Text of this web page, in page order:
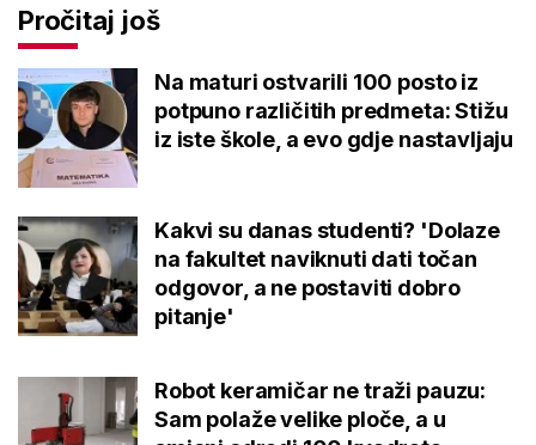
Pročitaj još
Na maturi ostvarili 100 posto iz
potpuno različitih predmeta: Stižu
iz iste škole, a evo gdje nastavljaju
Kakvi su danas studenti? 'Dolaze
na fakultet naviknuti dati točan
odgovor, a ne postaviti dobro
pitanje'
Robot keramičar ne traži pauzu:
Sam polaže velike ploče, a u